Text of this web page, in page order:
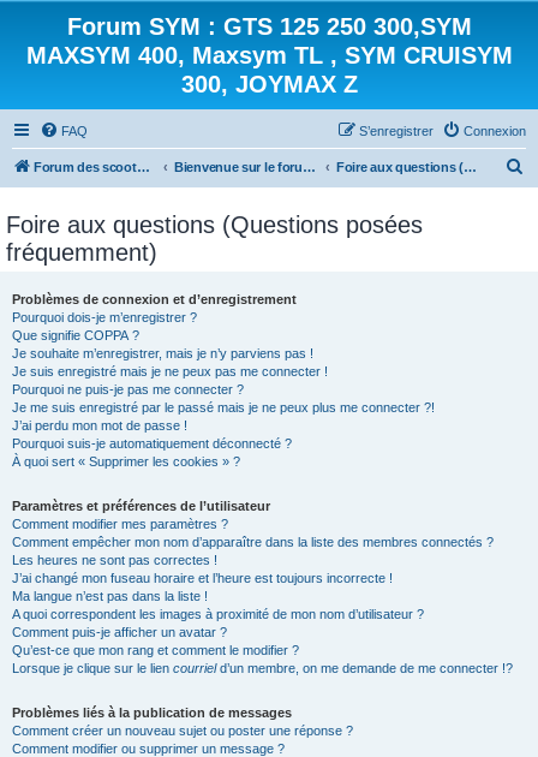
Forum SYM : GTS 125 250 300,SYM
MAXSYM 400, Maxsym TL , SYM CRUISYM
300, JOYMAX Z
FAQ Connexion
S’enregistrer
Forum des scooters SYM - GTS -MAXSYM - CRUISYM - JOYMAX - Maxsym TL Bienvenue sur le forum des scooters de la gamme SYM Foire aux questions (Questions posées fréquemment)
Foire aux questions (Questions posées
fréquemment)
Problèmes de connexion et d’enregistrement
Pourquoi dois-je m’enregistrer ?
Que signifie COPPA ?
Je souhaite m’enregistrer, mais je n’y parviens pas !
Je suis enregistré mais je ne peux pas me connecter !
Pourquoi ne puis-je pas me connecter ?
Je me suis enregistré par le passé mais je ne peux plus me connecter ?!
J’ai perdu mon mot de passe !
Pourquoi suis-je automatiquement déconnecté ?
À quoi sert « Supprimer les cookies » ?
Paramètres et préférences de l’utilisateur
Comment modifier mes paramètres ?
Comment empêcher mon nom d’apparaître dans la liste des membres connectés ?
Les heures ne sont pas correctes !
J’ai changé mon fuseau horaire et l’heure est toujours incorrecte !
Ma langue n’est pas dans la liste !
A quoi correspondent les images à proximité de mon nom d’utilisateur ?
Comment puis-je afficher un avatar ?
Qu’est-ce que mon rang et comment le modifier ?
Lorsque je clique sur le lien courrield’un membre, on me demande de me connecter !?
Problèmes liés à la publication de messages
Comment créer un nouveau sujet ou poster une réponse ?
Comment modifier ou supprimer un message ?